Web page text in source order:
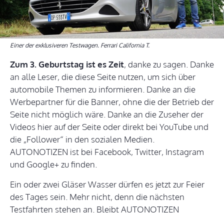
Einer der exklusiveren Testwagen. Ferrari California T.
Zum 3. Geburtstag ist es Zeit, danke zu sagen. Danke
an alle Leser, die diese Seite nutzen, um sich über
automobile Themen zu informieren. Danke an die
Werbepartner für die Banner, ohne die der Betrieb der
Seite nicht möglich wäre. Danke an die Zuseher der
Videos hier auf der Seite oder direkt bei YouTube und
die „Follower“ in den sozialen Medien.
AUTONOTIZEN ist bei Facebook, Twitter, Instagram
und Google+ zu finden.
Ein oder zwei Gläser Wasser dürfen es jetzt zur Feier
des Tages sein. Mehr nicht, denn die nächsten
Testfahrten stehen an. Bleibt AUTONOTIZEN